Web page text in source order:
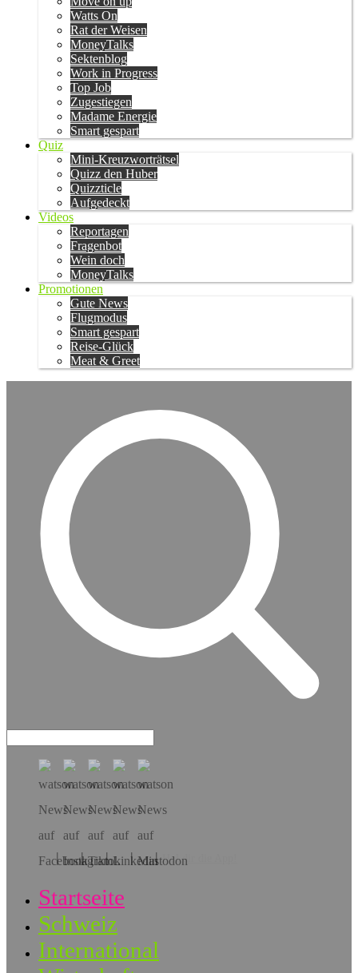
Watts On
Rat der Weisen
MoneyTalks
Sektenblog
Work in Progress
Top Job
Zugestiegen
Madame Energie
Smart gespart
Quiz
Mini-Kreuzworträtsel
Quizz den Huber
Quizzticle
Aufgedeckt
Videos
Reportagen
Fragenbot
Wein doch
MoneyTalks
Promotionen
Gute News
Flugmodus
Smart gespart
Reise-Glück
Meat & Greet
Hol dir die App!
Startseite
Schweiz
International